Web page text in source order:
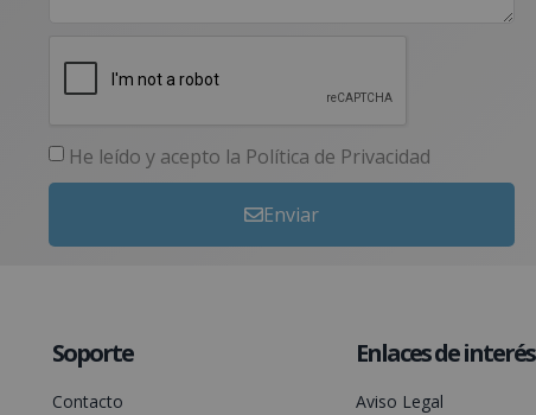
He leído y acepto la Política de Privacidad
Enviar
Soporte
Contacto
Enlaces de interés
Aviso Legal